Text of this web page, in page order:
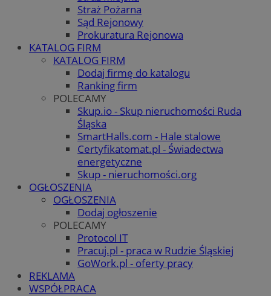
Straż Pożarna
Sąd Rejonowy
Prokuratura Rejonowa
KATALOG FIRM
KATALOG FIRM
Dodaj firmę do katalogu
Ranking firm
POLECAMY
Skup.io - Skup nieruchomości Ruda
Śląska
SmartHalls.com - Hale stalowe
Certyfikatomat.pl - Świadectwa
energetyczne
Skup - nieruchomości.org
OGŁOSZENIA
OGŁOSZENIA
Dodaj ogłoszenie
POLECAMY
Protocol IT
Pracuj.pl - praca w Rudzie Śląskiej
GoWork.pl - oferty pracy
REKLAMA
WSPÓŁPRACA